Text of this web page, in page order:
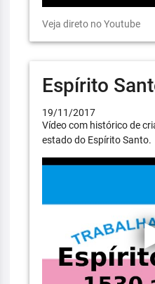
Veja direto no Youtube
Espírito
19/11/2017
Vídeo com histórico de
estado do Espírito Santo.